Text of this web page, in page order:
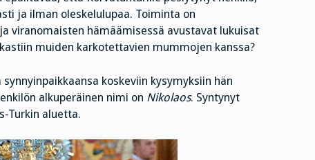
ja ilman oleskelulupaa. Toiminta on
viranomaisten hämäämisessä avustavat lukuisat
muiden karkotettavien mummojen kanssa?
koskeviin kysymyksiin hän
alkuperäinen nimi on Nikolaos. Syntynyt
Turkin aluetta.